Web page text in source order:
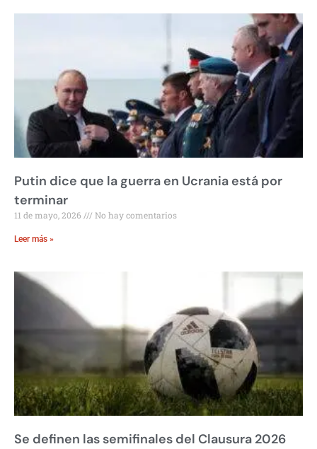
Putin dice que la guerra en Ucrania está por
terminar
11 de mayo, 2026 No hay comentarios
Leer más »
Se definen las semifinales del Clausura 2026